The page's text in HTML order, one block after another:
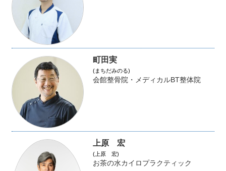
町田実
(まちだみのる)
会館整骨院・メディカルBT整体院
上原 宏
(上原 宏)
お茶の水カイロプラクティック